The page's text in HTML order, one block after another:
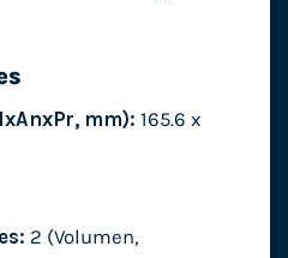
mm): 165.6 x
2 (Volumen,